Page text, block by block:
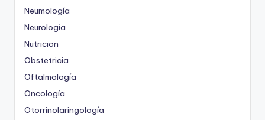
Neumología
Neurología
Nutricion
Obstetricia
Oftalmología
Oncología
Otorrinolaringología